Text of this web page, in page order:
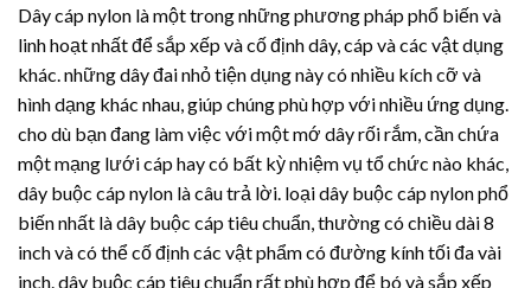
Dây cáp nylon là một trong những phương pháp phổ biến và
linh hoạt nhất để sắp xếp và cố định dây, cáp và các vật dụng
khác. những dây đai nhỏ tiện dụng này có nhiều kích cỡ và
hình dạng khác nhau, giúp chúng phù hợp với nhiều ứng dụng.
cho dù bạn đang làm việc với một mớ dây rối rắm, cần chứa
một mạng lưới cáp hay có bất kỳ nhiệm vụ tổ chức nào khác,
dây buộc cáp nylon là câu trả lời. loại dây buộc cáp nylon phổ
biến nhất là dây buộc cáp tiêu chuẩn, thường có chiều dài 8
inch và có thể cố định các vật phẩm có đường kính tối đa vài
inch. dây buộc cáp tiêu chuẩn rất phù hợp để bó và sắp xếp